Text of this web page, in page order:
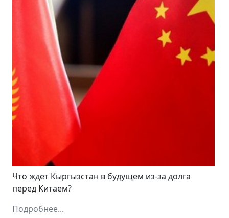
Что ждет Кыргызстан в будущем из-за долга
перед Китаем?
Подробнее...